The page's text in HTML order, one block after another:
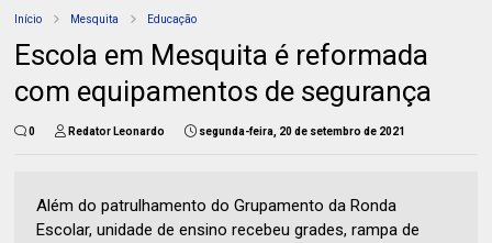
Início Mesquita Educação
Escola em Mesquita é reformada
com equipamentos de segurança
0 Redator Leonardo segunda-feira, 20 de setembro de 2021
Além do patrulhamento do Grupamento da Ronda
Escolar, unidade de ensino recebeu grades, rampa de